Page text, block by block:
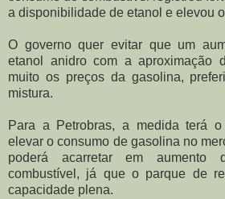
a disponibilidade de etanol e elevou
O governo quer evitar que um
etanol anidro com a aproximação
muito os preços da gasolina,
mistura.
Para a Petrobras, a medida terá
elevar o consumo de gasolina no
poderá acarretar em aumento
combustível, já que o parque de
capacidade plena.